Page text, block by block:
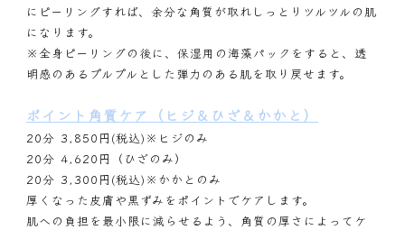
にピーリングすれば、余分な角質が取れしっとりツルツルの肌
になります。
※全身ピーリングの後に、保湿用の海藻パックをすると、透
明感のあるプルプルとした弾力のある肌を取り戻せます。
ポイント角質ケア（ヒジ＆ひざ＆かかと）
20分 3,850円(税込)※ヒジのみ
20分 4,620円（ひざのみ）
20分 3,300円(税込)※かかとのみ
厚くなった皮膚や黒ずみをポイントでケアします。
肌への負担を最小限に減らせるよう、角質の厚さによってケ